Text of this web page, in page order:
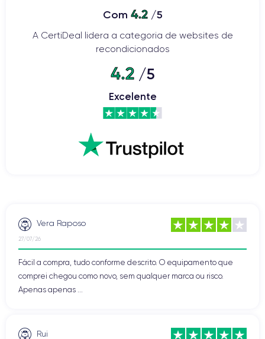
Com 4.2/5
A CertiDeal lidera a categoria de websites de
recondicionados
4.2/5
Excelente
Vera Raposo
27/07/26
Fácil a compra, tudo conforme descrito. O equipamento que
comprei chegou como novo, sem qualquer marca ou risco.
Apenas apenas ...
Rui